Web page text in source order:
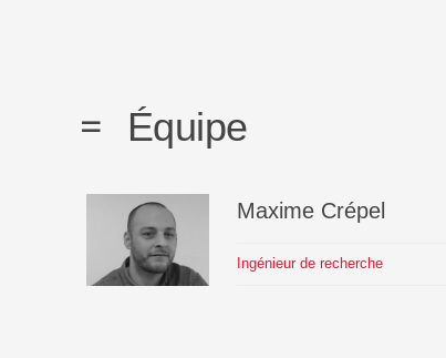
Équipe
Maxime Crépel
Ingénieur de recherche